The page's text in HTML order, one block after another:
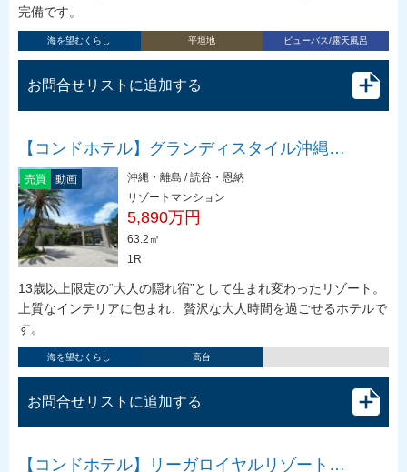
完備です。
海を望むくらし 平坦地 ビューバス/露天風呂
お問合せリストに追加する
【コンドホテル】グランディスタイル沖縄…
売買 動画
沖縄・離島 / 読谷・恩納
リゾートマンション
5,890万円
63.2㎡
1R
13歳以上限定の“大人の隠れ宿”として生まれ変わったリゾート。
上質なインテリアに包まれ、贅沢な大人時間を過ごせるホテルで
す。
海を望むくらし 高台
お問合せリストに追加する
【コンドホテル】リーガロイヤルリゾート…